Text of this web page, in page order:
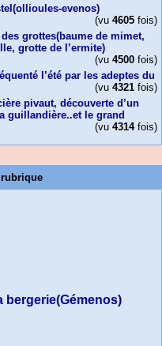
evenos)
(vu 4605 fois)
grottes(baume de mimet,
grotte de l’ermite)
(vu 4500 fois)
l’été par les adeptes du
(vu 4321 fois)
pivaut, découverte d’un
guillandière..et le grand
(vu 4314fois)
bergerie(Gémenos)